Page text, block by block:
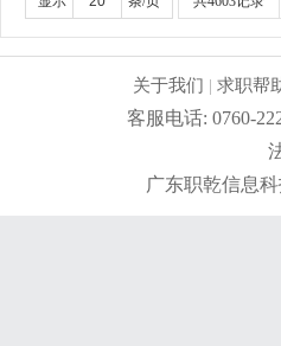
关于我们 |求职帮
客服电话: 0760-
广东职乾信息